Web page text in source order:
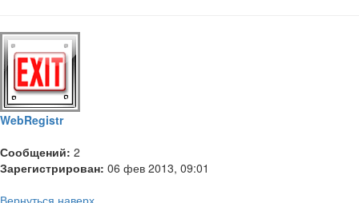
WebRegistr
Сообщений: 2
Зарегистрирован: 06 фев 2013, 09:01
Вернуться наверх